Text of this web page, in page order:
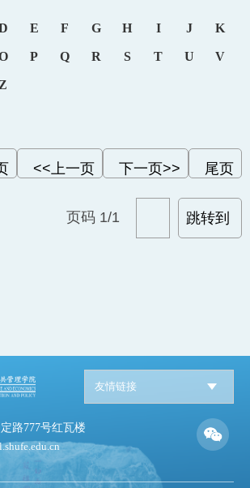
E F G H I J K
P Q R S T U V
Z
<<上一页 下一页>> 尾页
页码 1/1 跳转到
友情链接
路777号红瓦楼